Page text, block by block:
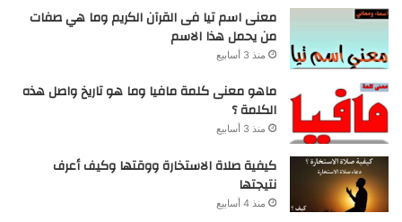
معنى اسم تيا فى القرآن الكريم وما هي صفات
من يحمل هذا الاسم
منذ 3 أسابيع
ماهو معنى كلمة مافيا وما هو تاريخ واصل هذه
الكلمة ؟
منذ 3 أسابيع
كيفية صلاة الاستخارة ووقتها وكيف أعرف
نتيجتها
منذ 4 أسابيع